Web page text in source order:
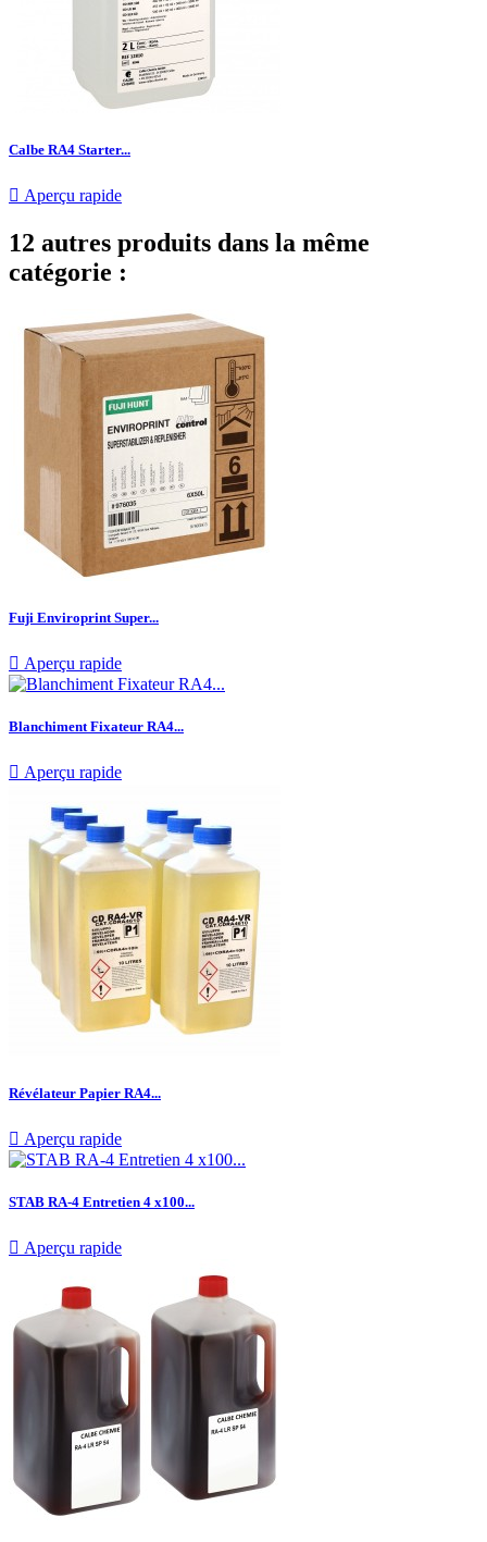
Calbe RA4 Starter...
 Aperçu rapide
12 autres produits dans la même
catégorie :
Fuji Enviroprint Super...
 Aperçu rapide
Blanchiment Fixateur RA4...
 Aperçu rapide
Révélateur Papier RA4...
 Aperçu rapide
STAB RA-4 Entretien 4 x100...
 Aperçu rapide